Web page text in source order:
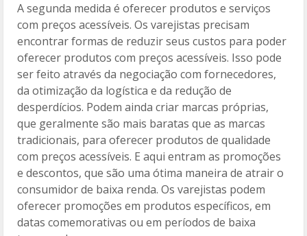
A segunda medida é oferecer produtos e serviços
com preços acessíveis. Os varejistas precisam
encontrar formas de reduzir seus custos para poder
oferecer produtos com preços acessíveis. Isso pode
ser feito através da negociação com fornecedores,
da otimização da logística e da redução de
desperdícios. Podem ainda criar marcas próprias,
que geralmente são mais baratas que as marcas
tradicionais, para oferecer produtos de qualidade
com preços acessíveis. E aqui entram as promoções
e descontos, que são uma ótima maneira de atrair o
consumidor de baixa renda. Os varejistas podem
oferecer promoções em produtos específicos, em
datas comemorativas ou em períodos de baixa